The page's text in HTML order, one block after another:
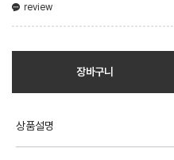
review
장바구니
상품설명